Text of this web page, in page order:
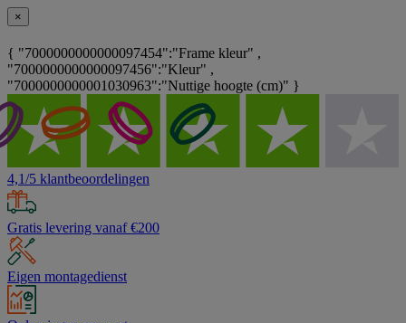
×
{ "7000000000000097454":"Frame kleur" ,
"7000000000000097456":"Kleur" ,
"7000000000001030963":"Nuttige hoogte (cm)" }
4,1/5 klantbeoordelingen
Gratis levering vanaf €200
Eigen montagedienst